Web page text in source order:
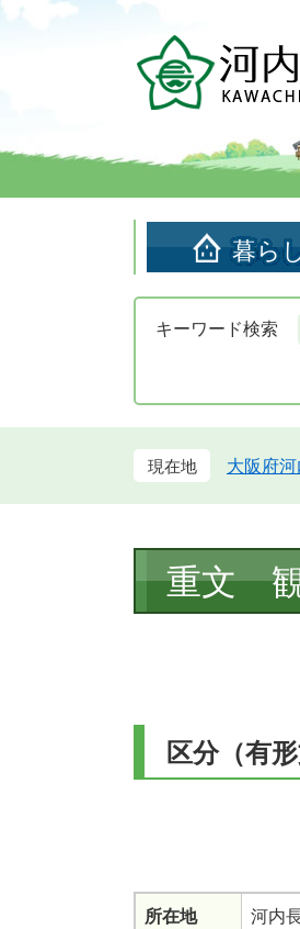
頭
す。
飛
し
暮ら
キーワード検索
大阪府
文
重文
区分（有
所在地
河内